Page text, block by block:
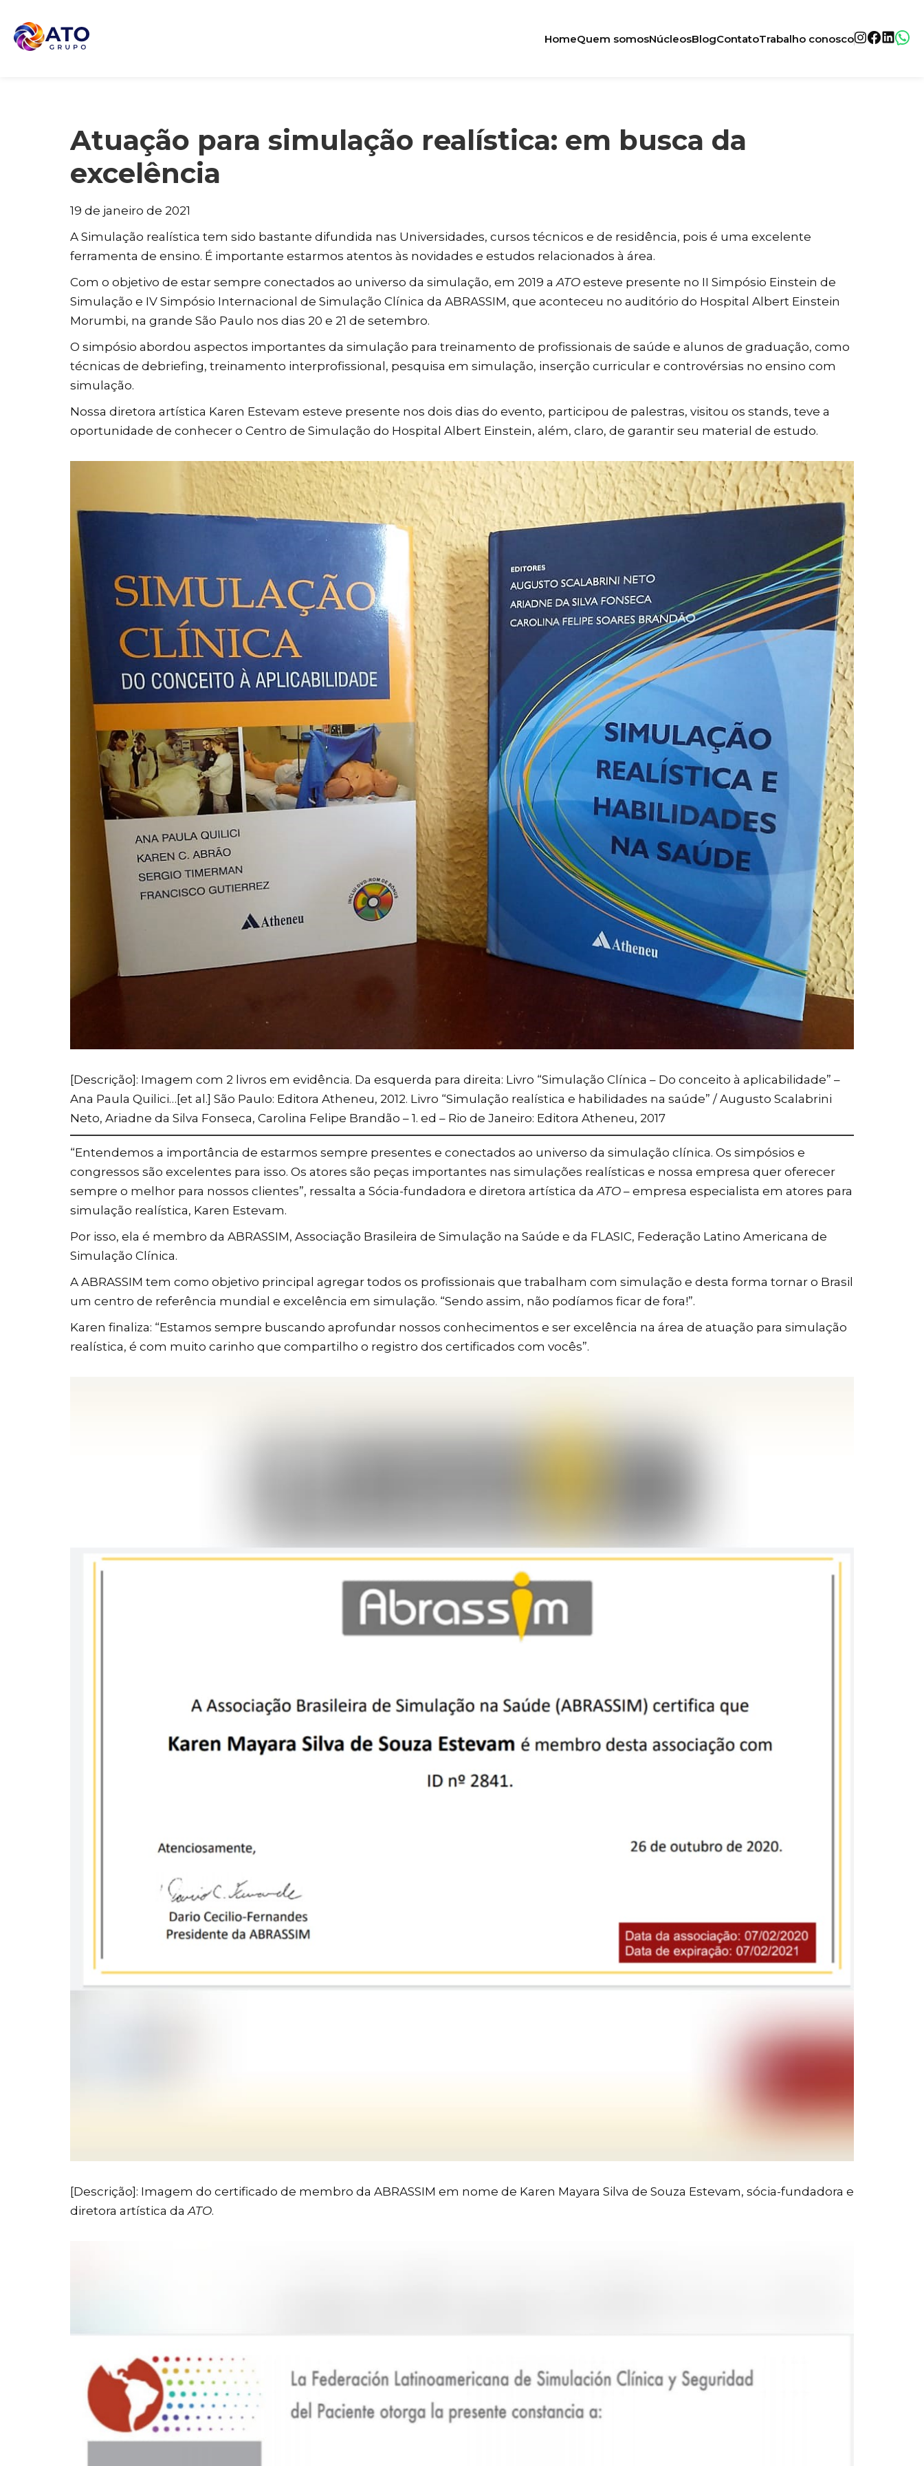
HomeQuem somosNúcleosBlogContatoTrabalho conosco
Atuação para simulação realística: em busca da
excelência
19 de janeiro de 2021
A Simulação realística tem sido bastante difundida nas Universidades, cursos técnicos e de residência, pois é uma excelente
ferramenta de ensino. É importante estarmos atentos às novidades e estudos relacionados à área.
Com o objetivo de estar sempre conectados ao universo da simulação, em 2019 aATO esteve presente no II Simpósio Einstein de
Simulação e IV Simpósio Internacional de Simulação Clínica da ABRASSIM, que aconteceu no auditório do Hospital Albert Einstein
Morumbi, na grande São Paulo nos dias 20 e 21 de setembro.
O simpósio abordou aspectos importantes da simulação para treinamento de profissionais de saúde e alunos de graduação, como
técnicas de debriefing, treinamento interprofissional, pesquisa em simulação, inserção curricular e controvérsias no ensino com
simulação.
Nossa diretora artística Karen Estevam esteve presente nos dois dias do evento, participou de palestras, visitou os stands, teve a
oportunidade de conhecer o Centro de Simulação do Hospital Albert Einstein, além, claro, de garantir seu material de estudo.
[Descrição]: Imagem com 2 livros em evidência. Da esquerda para direita: Livro “Simulação Clínica – Do conceito à aplicabilidade” –
Ana Paula Quilici…[et al.] São Paulo: Editora Atheneu, 2012. Livro “Simulação realística e habilidades na saúde” / Augusto Scalabrini
Neto, Ariadne da Silva Fonseca, Carolina Felipe Brandão – 1. ed – Rio de Janeiro: Editora Atheneu, 2017
“Entendemos a importância de estarmos sempre presentes e conectados ao universo da simulação clínica. Os simpósios e
congressos são excelentes para isso. Os atores são peças importantes nas simulações realísticas e nossa empresa quer oferecer
sempre o melhor para nossos clientes”, ressalta a Sócia-fundadora e diretora artística daATO – empresa especialista em atores para
simulação realística, Karen Estevam.
Por isso, ela é membro da ABRASSIM, Associação Brasileira de Simulação na Saúde e da FLASIC, Federação Latino Americana de
Simulação Clínica.
A ABRASSIM tem como objetivo principal agregar todos os profissionais que trabalham com simulação e desta forma tornar o Brasil
um centro de referência mundial e excelência em simulação. “Sendo assim, não podíamos ficar de fora!”.
Karen finaliza: “Estamos sempre buscando aprofundar nossos conhecimentos e ser excelência na área de atuação para simulação
realística, é com muito carinho que compartilho o registro dos certificados com vocês”.
[Descrição]: Imagem do certificado de membro da ABRASSIM em nome de Karen Mayara Silva de Souza Estevam, sócia-fundadora e
diretora artística daATO.